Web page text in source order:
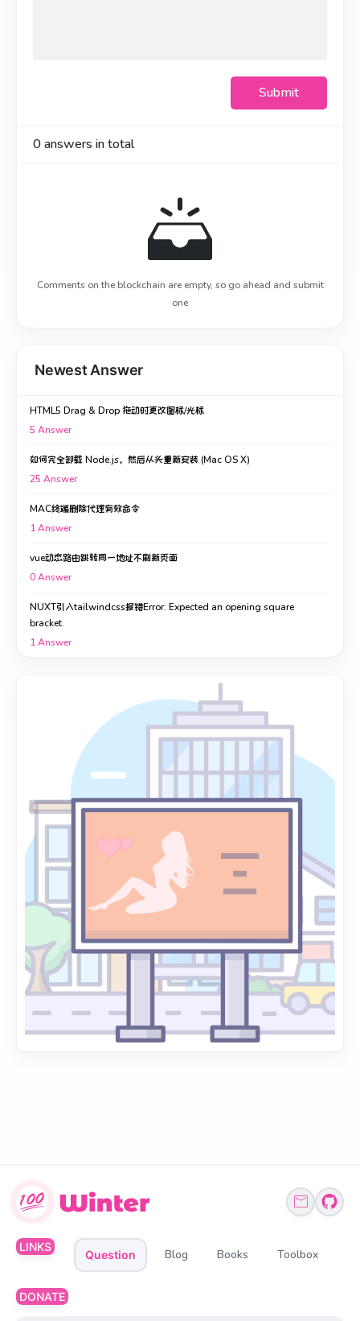
Submit
0answers in total
Comments on the blockchain are empty, so go ahead and submit
one
Newest Answer
HTML5 Drag & Drop 拖动时更改图标/光标
5 Answer
如何完全卸载 Node.js，然后从头重新安装 (Mac OS X)
25 Answer
MAC终端删除代理有效命令
1Answer
vue动态路由跳转同一地址不刷新页面
0Answer
NUXT引入tailwindcss报错Error: Expected an opening square
bracket.
1Answer
LINKS
Question Blog Books Toolbox
DONATE